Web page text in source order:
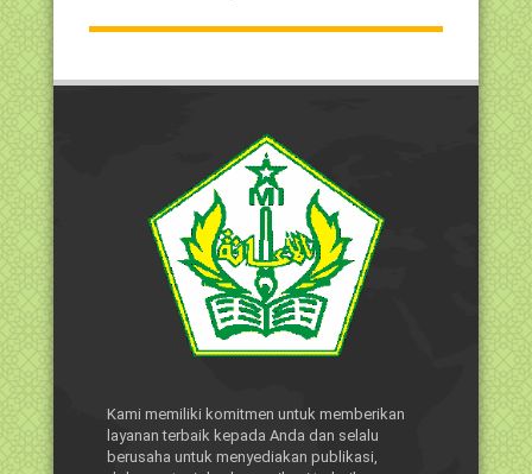
Kami memiliki komitmen untuk memberikan
layanan terbaik kepada Anda dan selalu
berusaha untuk menyediakan publikasi,